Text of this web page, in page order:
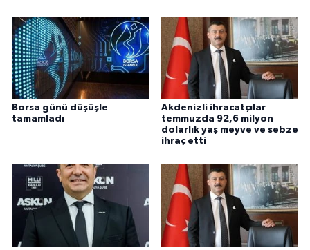
Borsa günü düşüşle
tamamladı
Akdenizli ihracatçılar
temmuzda 92,6 milyon
dolarlık yaş meyve ve sebze
ihraç etti